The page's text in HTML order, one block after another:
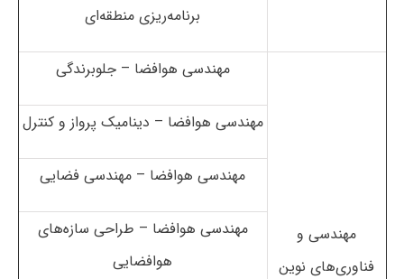
برنامه‌ریزی منطقه‌ای
مهندسی و
فناوری‌های نوین
مهندسی هوافضا – جلوبرندگی
مهندسی هوافضا – دینامیک پرواز و کنترل
مهندسی هوافضا – مهندسی فضایی
مهندسی هوافضا – طراحی سازه‌های
هوافضایی